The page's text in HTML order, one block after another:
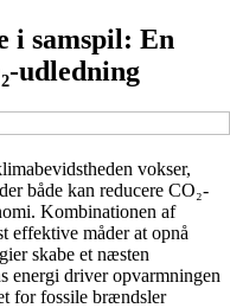
i samspil: En
udledning
vokser,
både kan reducere CO₂-
Kombinationen af
effektive måder at opnå
skabe et næsten
energi driver opvarmningen
for fossile brændsler